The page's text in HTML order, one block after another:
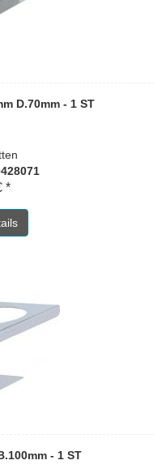
D.70mm - 1 ST
*
- 1 ST